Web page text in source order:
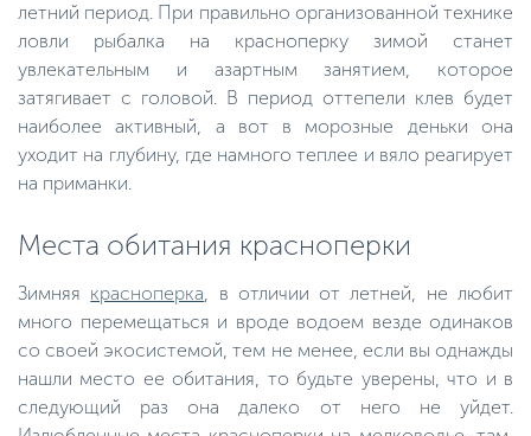
летний период. При правильно организованной технике
ловли рыбалка на красноперку зимой станет
увлекательным и азартным занятием, которое
затягивает с головой. В период оттепели клев будет
наиболее активный, а вот в морозные деньки она
уходит на глубину, где намного теплее и вяло реагирует
на приманки.
Места обитания красноперки
Зимняя красноперка, в отличии от летней, не любит
много перемещаться и вроде водоем везде одинаков
со своей экосистемой, тем не менее, если вы однажды
нашли место ее обитания, то будьте уверены, что и в
следующий раз она далеко от него не уйдет.